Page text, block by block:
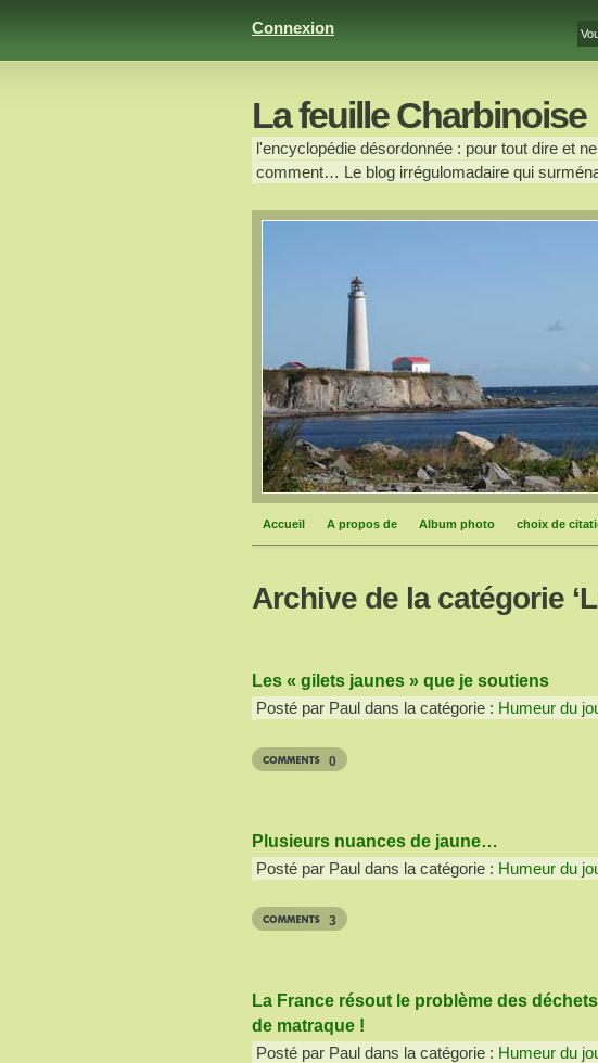
Connexion
La feuille Charbinoise
l'encyclopédie désordonnée : pour tout dire et
comment… Le blog irrégulomadaire qui
Accueil A propos de Album photo choix de
Archive de la catégorie
Les « gilets jaunes » que je soutiens
Posté par Paul dans la catégorie : Humeur du
0
Plusieurs nuances de jaune…
Posté par Paul dans la catégorie : Humeur du
3
La France résout le problème des
de matraque !
Posté par Paul dans la catégorie : Humeur du